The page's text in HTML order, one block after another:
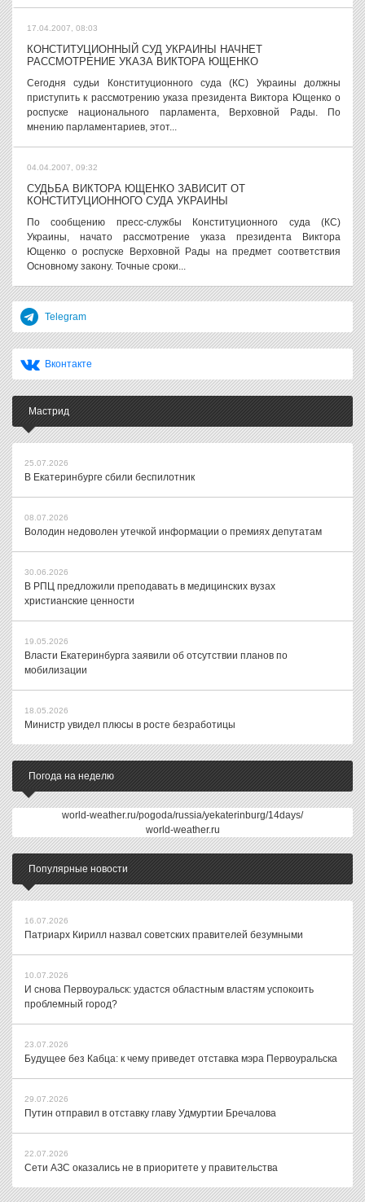
17.04.2007, 08:03
КОНСТИТУЦИОННЫЙ СУД УКРАИНЫ НАЧНЕТ
РАССМОТРЕНИЕ УКАЗА ВИКТОРА ЮЩЕНКО
Сегодня судьи Конституционного суда (КС) Украины должны
приступить к рассмотрению указа президента Виктора Ющенко о
роспуске национального парламента, Верховной Рады. По
мнению парламентариев, этот...
04.04.2007, 09:32
СУДЬБА ВИКТОРА ЮЩЕНКО ЗАВИСИТ ОТ
КОНСТИТУЦИОННОГО СУДА УКРАИНЫ
По сообщению пресс-службы Конституционного суда (КС)
Украины, начато рассмотрение указа президента Виктора
Ющенко о роспуске Верховной Рады на предмет соответствия
Основному закону. Точные сроки...
Telegram
Вконтакте
Мастрид
25.07.2026
В Екатеринбурге сбили беспилотник
08.07.2026
Володин недоволен утечкой информации о премиях депутатам
30.06.2026
В РПЦ предложили преподавать в медицинских вузах
христианские ценности
19.05.2026
Власти Екатеринбурга заявили об отсутствии планов по
мобилизации
18.05.2026
Министр увидел плюсы в росте безработицы
Погода на неделю
world-weather.ru/pogoda/russia/yekaterinburg/14days/
world-weather.ru
Популярные новости
16.07.2026
Патриарх Кирилл назвал советских правителей безумными
10.07.2026
И снова Первоуральск: удастся областным властям успокоить
проблемный город?
23.07.2026
Будущее без Кабца: к чему приведет отставка мэра Первоуральска
29.07.2026
Путин отправил в отставку главу Удмуртии Бречалова
22.07.2026
Сети АЗС оказались не в приоритете у правительства